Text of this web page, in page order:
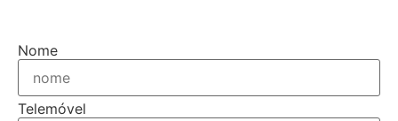
Nome
Telemóvel